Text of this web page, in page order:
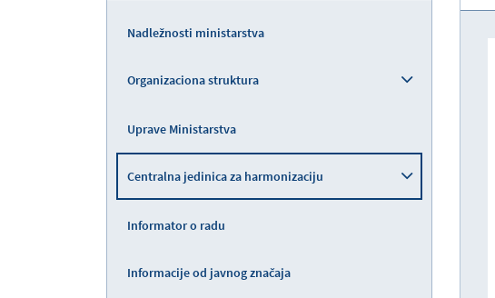
Nadležnosti ministarstva
Organizaciona struktura
Uprave Ministarstva
Centralna jedinica za harmonizaciju
Informator o radu
Informacije od javnog značaja